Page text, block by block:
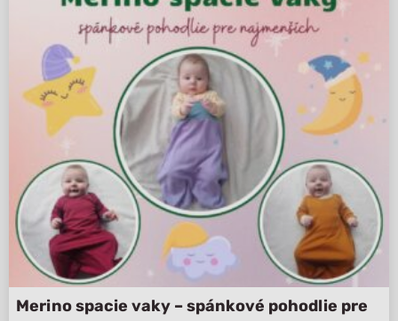
Merino spacie vaky – spánkové pohodlie pre